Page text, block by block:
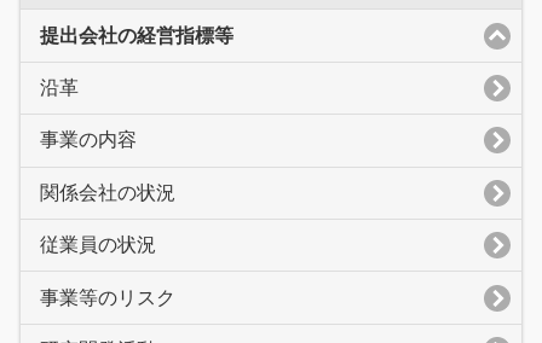
提出会社の経営指標等
沿革
事業の内容
関係会社の状況
従業員の状況
事業等のリスク